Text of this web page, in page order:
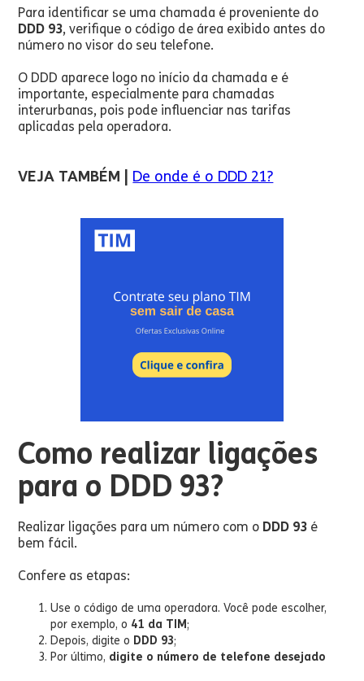
Para identificar se uma chamada é proveniente do
DDD 93, verifique o código de área exibido antes do
número no visor do seu telefone.
O DDD aparece logo no início da chamada e é
importante, especialmente para chamadas
interurbanas, pois pode influenciar nas tarifas
aplicadas pela operadora.
VEJA TAMBÉM | De onde é o DDD 21?
Como realizar ligações
para o DDD 93?
Realizar ligações para um número com o DDD 93 é
bem fácil.
Confere as etapas:
Use o código de uma operadora. Você pode escolher,
por exemplo, o 41 da TIM;
Depois, digite o DDD 93;
Por último, digite o número de telefone desejado